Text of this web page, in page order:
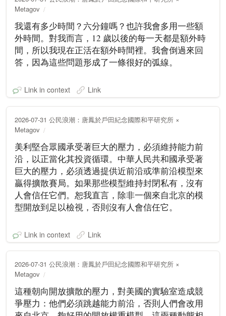
Metagov
我還有多少時間？六分鐘嗎？也許我會多用一些額
外時間。對我而言，12 歲以後的每一天都是額外時
間，所以我現在正活在額外時間裡。我會倒過來回
答，因為這些問題形成了一條很好的弧線。
Link in context Link
2026-07-31 公民浪潮：唐鳳於戶田紀念國際和平研究所 ×
Metagov
美利堅合眾國承受著巨大的壓力，必須維持能力前
沿，以正當化其投資循環。中華人民共和國承受著
巨大的壓力，必須透過提供近前沿或準前沿模型來
贏得擴散賽局。如果那些模型維持封閉私有，沒有
人會信任它們。恕我直言，除非一個來自北京的模
型開放到足以檢視，否則沒有人會信任它。
Link in context Link
2026-07-31 公民浪潮：唐鳳於戶田紀念國際和平研究所 ×
Metagov
這種朝向開放擴散的壓力，對美國的實驗室造成競
爭壓力：他們必須跳越能力前沿，否則人們會改用